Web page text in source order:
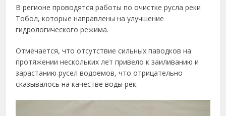
В регионе проводятся работы по очистке русла реки
Тобол, которые направлены на улучшение
гидрологического режима.
Отмечается, что отсутствие сильных паводков на
протяжении нескольких лет привело к заиливанию и
зарастанию русел водоемов, что отрицательно
сказывалось на качестве воды рек.